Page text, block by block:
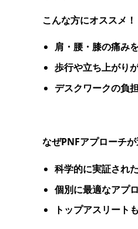
こんな方にオススメ！
肩・腰・膝の痛み
歩行や立ち上がり
デスクワークの負
なぜPNFアプローチ
科学的に実証され
個別に最適なアプ
トップアスリート